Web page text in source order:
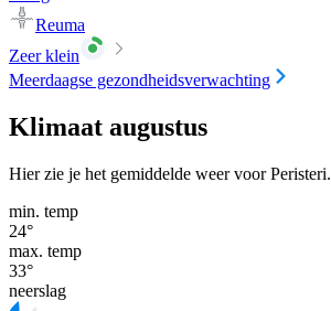
Reuma
Zeer klein
Meerdaagse gezondheidsverwachting
Klimaat augustus
Hier zie je het gemiddelde weer voor Peristeri.
min. temp
24°
max. temp
33°
neerslag